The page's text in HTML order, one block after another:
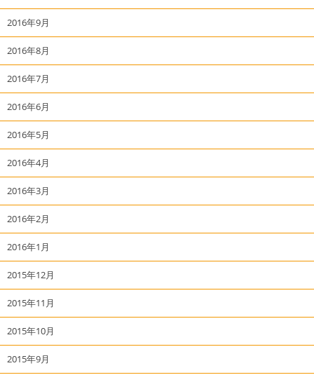
2016年9月
2016年8月
2016年7月
2016年6月
2016年5月
2016年4月
2016年3月
2016年2月
2016年1月
2015年12月
2015年11月
2015年10月
2015年9月